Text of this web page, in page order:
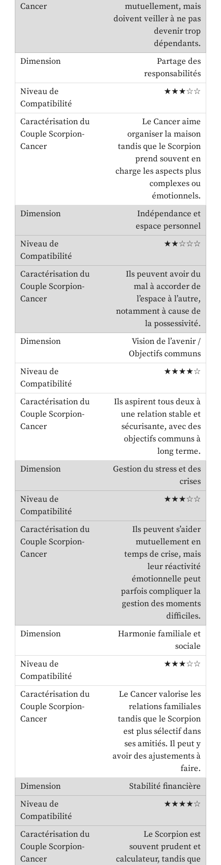
mutuellement, mais
doivent veiller à ne pas
devenir trop
dépendants.
Partage des
responsabilités
★★★☆☆
Le Cancer aime
organiser la maison
tandis que le Scorpion
prend souvent en
charge les aspects plus
complexes ou
émotionnels.
Indépendance et
espace personnel
★★☆☆☆
Ils peuvent avoir du
mal à accorder de
l’espace à l’autre,
notamment à cause de
la possessivité.
Vision de l’avenir /
Objectifs communs
★★★★☆
Ils aspirent tous deux à
une relation stable et
sécurisante, avec des
objectifs communs à
long terme.
Gestion du stress et des
crises
★★★☆☆
Ils peuvent s’aider
mutuellement en
temps de crise, mais
leur réactivité
émotionnelle peut
parfois compliquer la
gestion des moments
difficiles.
Harmonie familiale et
sociale
★★★☆☆
Le Cancer valorise les
relations familiales
tandis que le Scorpion
est plus sélectif dans
ses amitiés. Il peut y
avoir des ajustements à
faire.
Stabilité financière
★★★★☆
Le Scorpion est
souvent prudent et
calculateur, tandis que